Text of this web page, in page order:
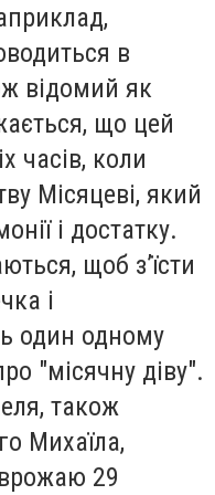
в
відомий як
що цей
часів, коли
Місяцеві, який
і достатку.
щоб з’їсти
і
один одному
"місячну діву".
також
Михаїла,
врожаю 29